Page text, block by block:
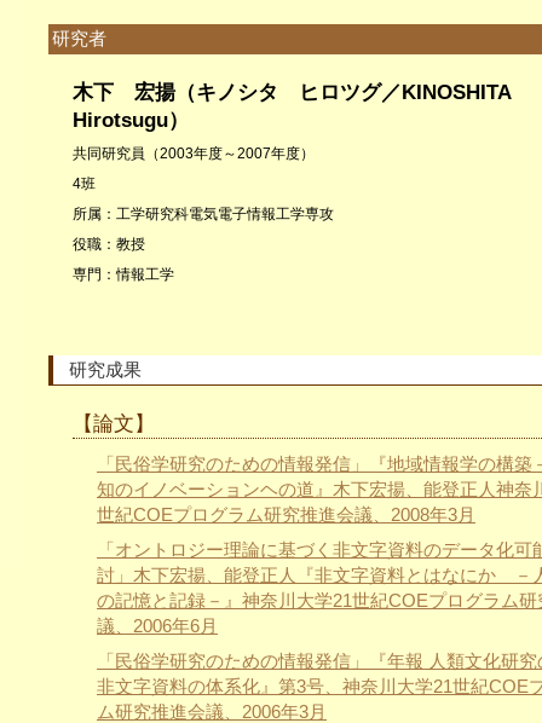
研究者
木下 宏揚（キノシタ ヒロツグ／KINOSHITA
Hirotsugu）
共同研究員（2003年度～2007年度）
4班
所属：工学研究科電気電子情報工学専攻
役職：教授
専門：情報工学
研究成果
【論文】
「民俗学研究のための情報発信」『地域情報学の構築
知のイノベーションヘの道』木下宏揚、能登正人神奈
世紀COEプログラム研究推進会議、2008年3月
「オントロジー理論に基づく非文字資料のデータ化可
討」木下宏揚、能登正人『非文字資料とはなにか －
の記憶と記録－』神奈川大学21世紀COEプログラム研
議、2006年6月
「民俗学研究のための情報発信」『年報 人類文化研
非文字資料の体系化』第3号、神奈川大学21世紀COE
ム研究推進会議、2006年3月